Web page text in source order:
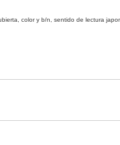
color y b/n, sentido de lectura